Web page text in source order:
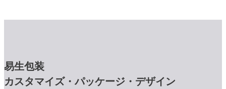
易生包装
カスタマイズ・パッケージ・デザイン